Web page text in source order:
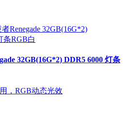
32GB(16G*2) DDR5 6000 灯条
，RGB动态光效